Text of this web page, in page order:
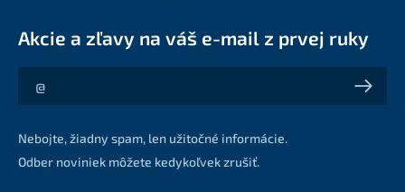
Akcie a zľavy na váš e-mail z prvej ruky
Akcie a zľavy na váš e-mail z prvej ruky
Nebojte, žiadny spam, len užitočné informácie.
Odber noviniek môžete kedykoľvek zrušiť.